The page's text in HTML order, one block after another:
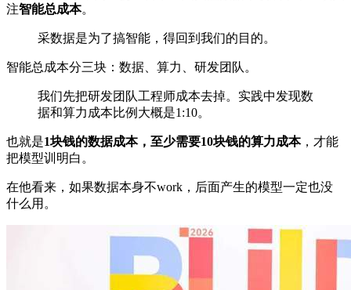
注智能总成本。
采数据是为了搞智能，得回到我们的目的。
智能总成本分三块：数据、算力、研发团队。
我们先把研发团队工程师成本去掉。实践中发现数
据和算力成本比例大概是1:10。
也就是1块钱的数据成本，至少需要10块钱的算力成本，才能
把模型训明白。
在他看来，如果数据本身不work，后面产生的模型一定也没
什么用。